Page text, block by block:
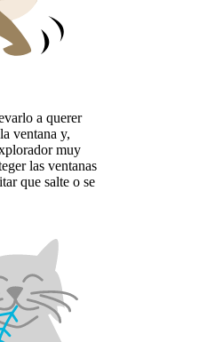
a querer
ventana y,
muy
las ventanas
que salte o se